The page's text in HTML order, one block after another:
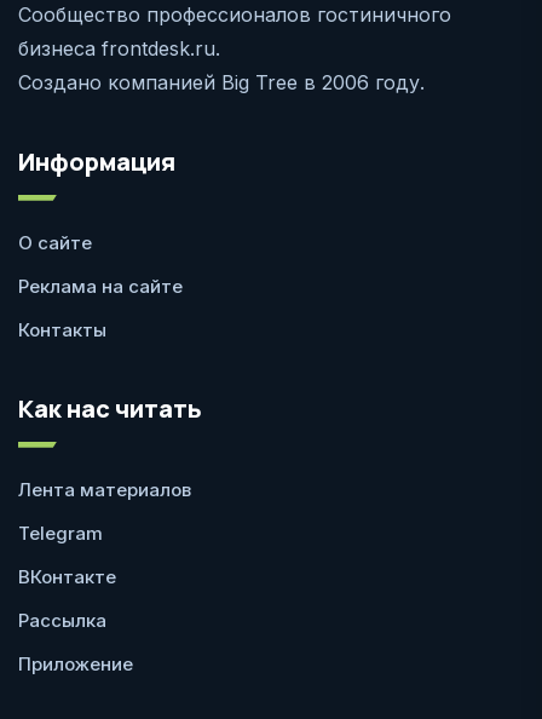
Сообщество профессионалов гостиничного
бизнеса frontdesk.ru.
Создано компанией Big Tree в 2006 году.
Информация
О сайте
Реклама на сайте
Контакты
Как нас читать
Лента материалов
Telegram
ВКонтакте
Рассылка
Приложение